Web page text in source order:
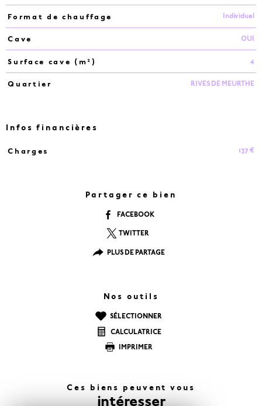
Format de chauffage Individuel
Cave OUI
Surface cave (m²) 4
Quartier RIVES DE MEURTHE
Infos financières
Caractéristiques
Charges 137 €
Partager ce bien
FACEBOOK
TWITTER
PLUS DE PARTAGE
Nos outils
SÉLECTIONNER
CALCULATRICE
IMPRIMER
Ces biens peuvent vous
intéresser